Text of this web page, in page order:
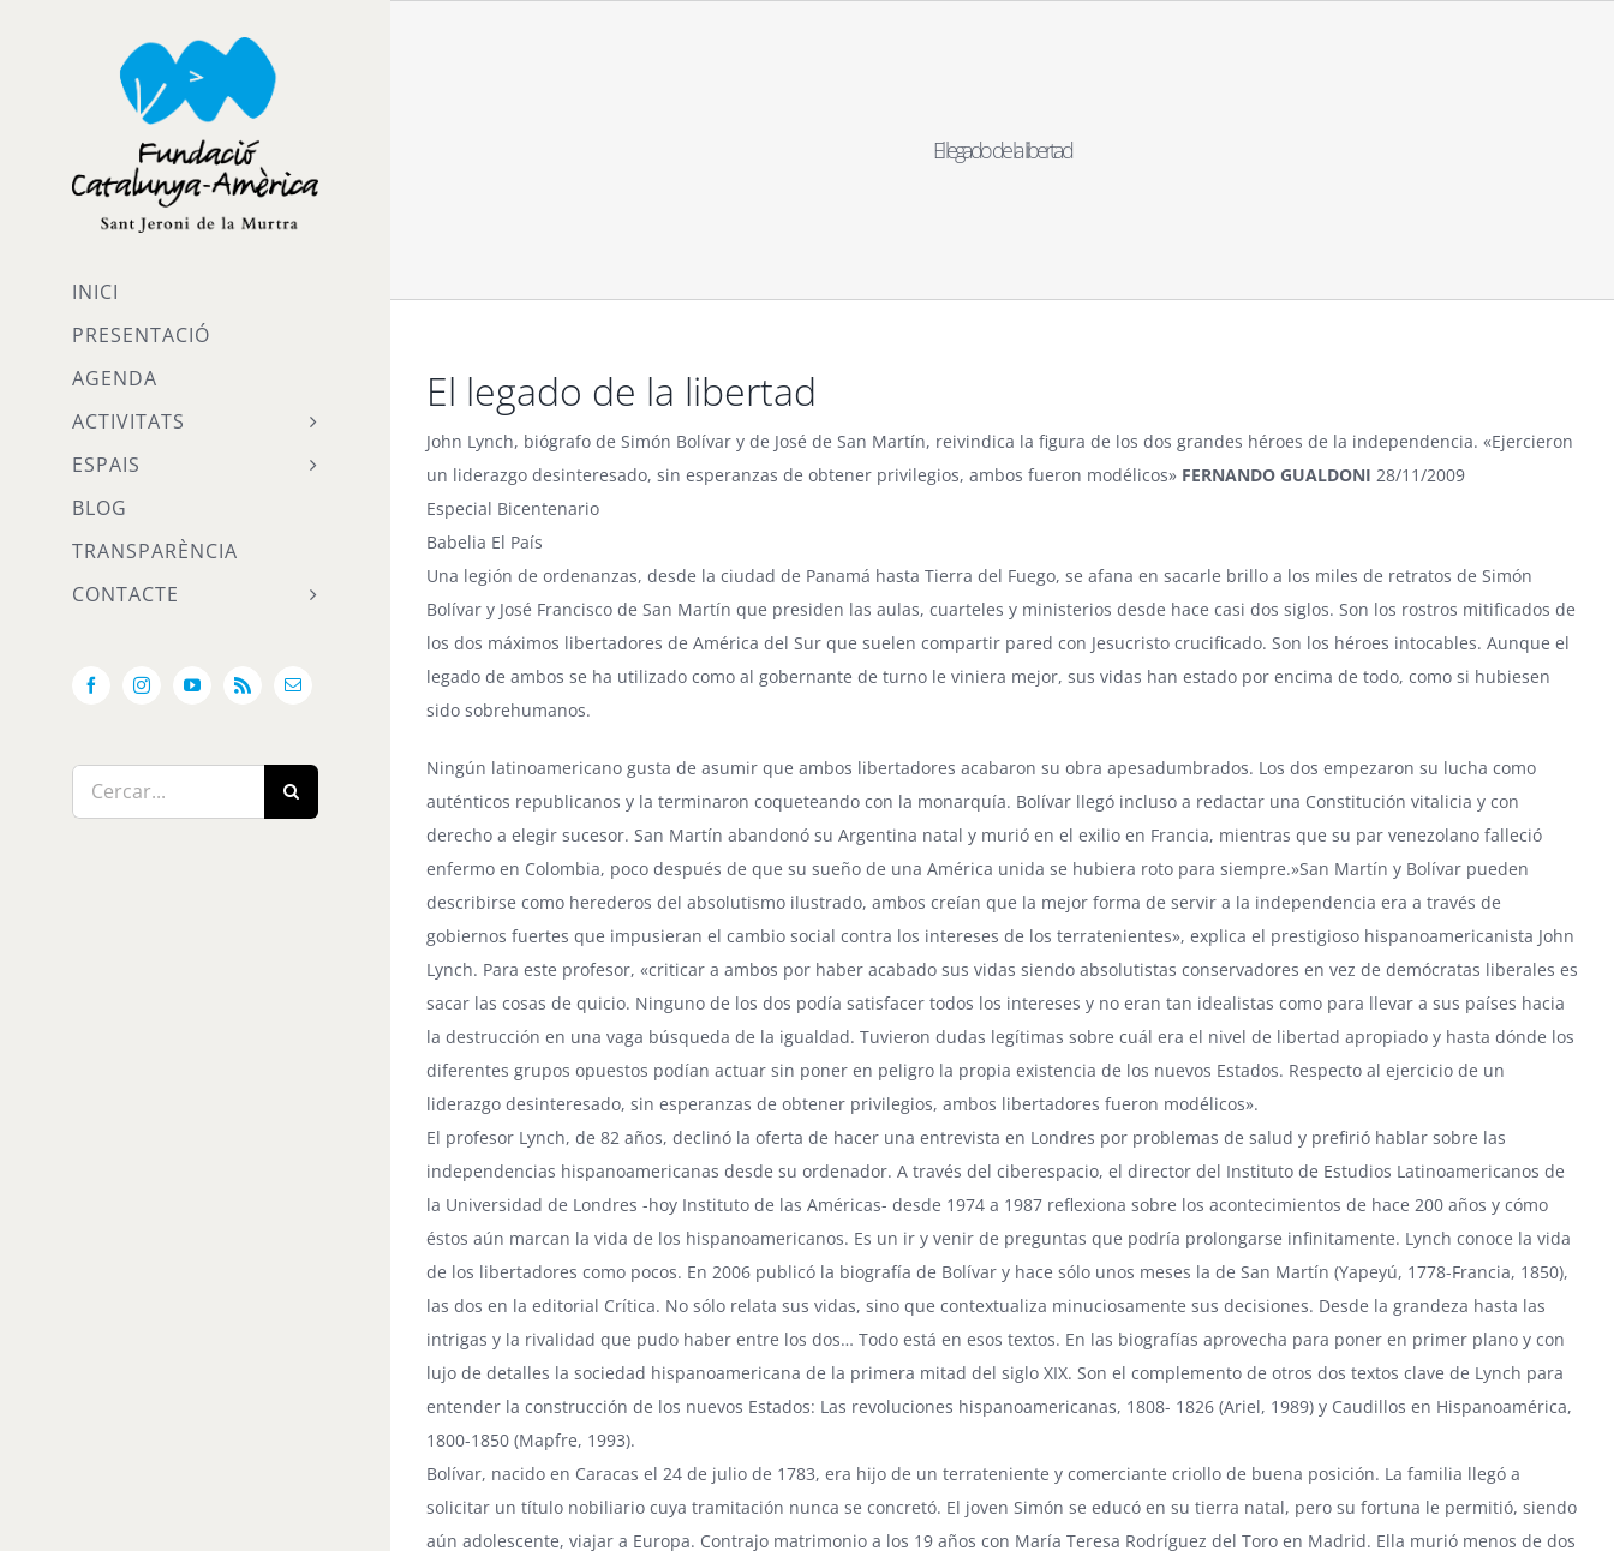
INICI
PRESENTACIÓ
AGENDA
ACTIVITATS
ESPAIS
BLOG
TRANSPARÈNCIA
CONTACTE
FacebookInstagramYouTube
Rss Email:
Cerca
…
El legado de la libertad
El legado de la libertad
John Lynch, biógrafo de Simón Bolívar y de José de San Martín, reivindica la figura de los dos grandes héroes de la independencia. «Ejercieron
un liderazgo desinteresado, sin esperanzas de obtener privilegios, ambos fueron modélicos» FERNANDO GUALDONI 28/11/2009
Especial Bicentenario
Babelia El País
Una legión de ordenanzas, desde la ciudad de Panamá hasta Tierra del Fuego, se afana en sacarle brillo a los miles de retratos de Simón
Bolívar y José Francisco de San Martín que presiden las aulas, cuarteles y ministerios desde hace casi dos siglos. Son los rostros mitificados de
los dos máximos libertadores de América del Sur que suelen compartir pared con Jesucristo crucificado. Son los héroes intocables. Aunque el
legado de ambos se ha utilizado como al gobernante de turno le viniera mejor, sus vidas han estado por encima de todo, como si hubiesen
sido sobrehumanos.
Ningún latinoamericano gusta de asumir que ambos libertadores acabaron su obra apesadumbrados. Los dos empezaron su lucha como
auténticos republicanos y la terminaron coqueteando con la monarquía. Bolívar llegó incluso a redactar una Constitución vitalicia y con
derecho a elegir sucesor. San Martín abandonó su Argentina natal y murió en el exilio en Francia, mientras que su par venezolano falleció
enfermo en Colombia, poco después de que su sueño de una América unida se hubiera roto para siempre.»San Martín y Bolívar pueden
describirse como herederos del absolutismo ilustrado, ambos creían que la mejor forma de servir a la independencia era a través de
gobiernos fuertes que impusieran el cambio social contra los intereses de los terratenientes», explica el prestigioso hispanoamericanista John
Lynch. Para este profesor, «criticar a ambos por haber acabado sus vidas siendo absolutistas conservadores en vez de demócratas liberales es
sacar las cosas de quicio. Ninguno de los dos podía satisfacer todos los intereses y no eran tan idealistas como para llevar a sus países hacia
la destrucción en una vaga búsqueda de la igualdad. Tuvieron dudas legítimas sobre cuál era el nivel de libertad apropiado y hasta dónde los
diferentes grupos opuestos podían actuar sin poner en peligro la propia existencia de los nuevos Estados. Respecto al ejercicio de un
liderazgo desinteresado, sin esperanzas de obtener privilegios, ambos libertadores fueron modélicos».
El profesor Lynch, de 82 años, declinó la oferta de hacer una entrevista en Londres por problemas de salud y prefirió hablar sobre las
independencias hispanoamericanas desde su ordenador. A través del ciberespacio, el director del Instituto de Estudios Latinoamericanos de
la Universidad de Londres -hoy Instituto de las Américas- desde 1974 a 1987 reflexiona sobre los acontecimientos de hace 200 años y cómo
éstos aún marcan la vida de los hispanoamericanos. Es un ir y venir de preguntas que podría prolongarse infinitamente. Lynch conoce la vida
de los libertadores como pocos. En 2006 publicó la biografía de Bolívar y hace sólo unos meses la de San Martín (Yapeyú, 1778-Francia, 1850),
las dos en la editorial Crítica. No sólo relata sus vidas, sino que contextualiza minuciosamente sus decisiones. Desde la grandeza hasta las
intrigas y la rivalidad que pudo haber entre los dos… Todo está en esos textos. En las biografías aprovecha para poner en primer plano y con
lujo de detalles la sociedad hispanoamericana de la primera mitad del siglo XIX. Son el complemento de otros dos textos clave de Lynch para
entender la construcción de los nuevos Estados: Las revoluciones hispanoamericanas, 1808- 1826 (Ariel, 1989) y Caudillos en Hispanoamérica,
1800-1850 (Mapfre, 1993).
Bolívar, nacido en Caracas el 24 de julio de 1783, era hijo de un terrateniente y comerciante criollo de buena posición. La familia llegó a
solicitar un título nobiliario cuya tramitación nunca se concretó. El joven Simón se educó en su tierra natal, pero su fortuna le permitió, siendo
aún adolescente, viajar a Europa. Contrajo matrimonio a los 19 años con María Teresa Rodríguez del Toro en Madrid. Ella murió menos de dos